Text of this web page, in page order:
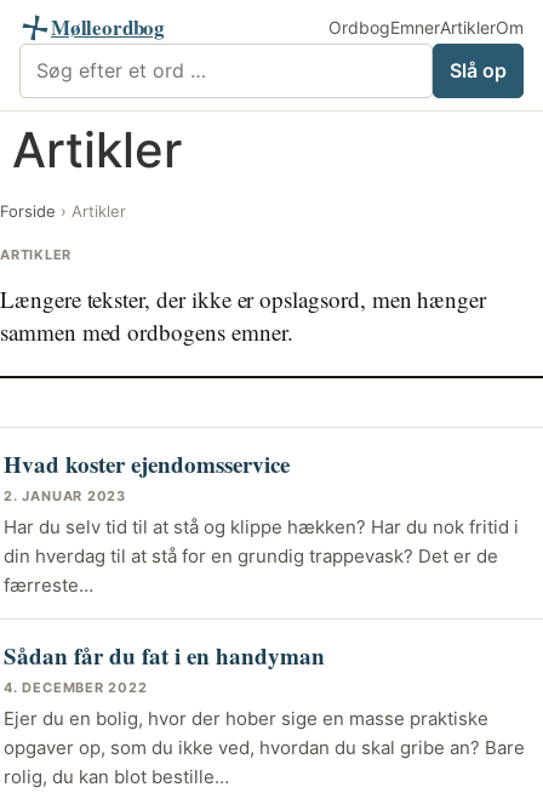
Mølleordbog OrdbogEmnerArtiklerOm
Søg i Mølleordbog
Slå op
Artikler
Forside › Artikler
ARTIKLER
Længere tekster, der ikke er opslagsord, men hænger
sammen med ordbogens emner.
Hvad koster ejendomsservice
2. JANUAR 2023
Har du selv tid til at stå og klippe hækken? Har du nok fritid i
din hverdag til at stå for en grundig trappevask? Det er de
færreste…
Sådan får du fat i en handyman
4. DECEMBER 2022
Ejer du en bolig, hvor der hober sige en masse praktiske
opgaver op, som du ikke ved, hvordan du skal gribe an? Bare
rolig, du kan blot bestille…